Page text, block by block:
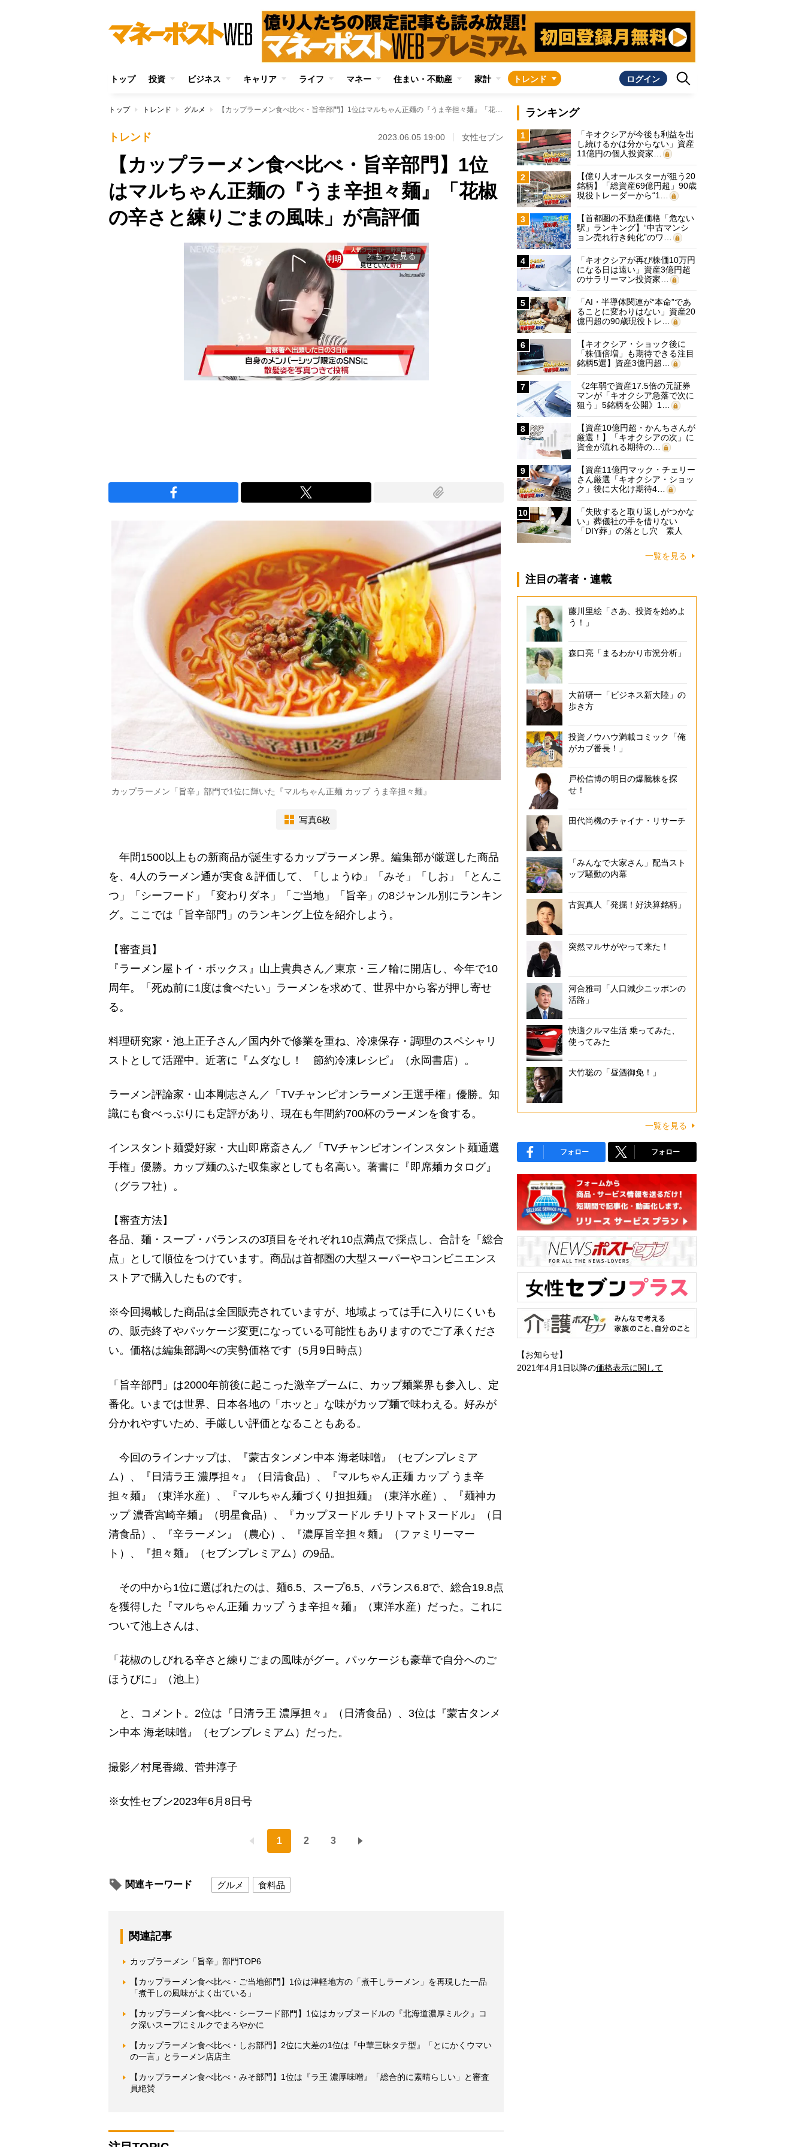
トップ 投資 ビジネス キャリア ライフ マネー 住まい・不動産 家計 トレンド ログイン
トップ トレンド グルメ 【カップラーメン食べ比べ・旨辛部門】1位はマルちゃん正麺の『うま辛担々麺』「花椒の辛さと練りごまの風味」が高評価
トレンド 2023.06.05 19:00 女性セブン
【カップラーメン食べ比べ・旨辛部門】1位
はマルちゃん正麺の『うま辛担々麺』「花椒
の辛さと練りごまの風味」が高評価
arrow_forward_ios もっと見る
カップラーメン「旨辛」部門で1位に輝いた『マルちゃん正麺 カップ うま辛担々麺』
写真6枚
年間1500以上もの新商品が誕生するカップラーメン界。編集部が厳選した商品
を、4人のラーメン通が実食＆評価して、「しょうゆ」「みそ」「しお」「とんこ
つ」「シーフード」「変わりダネ」「ご当地」「旨辛」の8ジャンル別にランキン
グ。ここでは「旨辛部門」のランキング上位を紹介しよう。
【審査員】
『ラーメン屋トイ・ボックス』山上貴典さん／東京・三ノ輪に開店し、今年で10
周年。「死ぬ前に1度は食べたい」ラーメンを求めて、世界中から客が押し寄せ
る。
料理研究家・池上正子さん／国内外で修業を重ね、冷凍保存・調理のスペシャリ
ストとして活躍中。近著に『ムダなし！ 節約冷凍レシピ』（永岡書店）。
ラーメン評論家・山本剛志さん／「TVチャンピオンラーメン王選手権」優勝。知
識にも食べっぷりにも定評があり、現在も年間約700杯のラーメンを食する。
インスタント麺愛好家・大山即席斎さん／「TVチャンピオンインスタント麺通選
手権」優勝。カップ麺のふた収集家としても名高い。著書に『即席麺カタログ』
（グラフ社）。
【審査方法】
各品、麺・スープ・バランスの3項目をそれぞれ10点満点で採点し、合計を「総合
点」として順位をつけています。商品は首都圏の大型スーパーやコンビニエンス
ストアで購入したものです。
※今回掲載した商品は全国販売されていますが、地域よっては手に入りにくいも
の、販売終了やパッケージ変更になっている可能性もありますのでご了承くださ
い。価格は編集部調べの実勢価格です（5月9日時点）
「旨辛部門」は2000年前後に起こった激辛ブームに、カップ麺業界も参入し、定
番化。いまでは世界、日本各地の「ホッと」な味がカップ麺で味わえる。好みが
分かれやすいため、手厳しい評価となることもある。
今回のラインナップは、『蒙古タンメン中本 海老味噌』（セブンプレミア
ム）、『日清ラ王 濃厚担々』（日清食品）、『マルちゃん正麺 カップ うま辛
担々麺』（東洋水産）、『マルちゃん麺づくり担担麺』（東洋水産）、『麺神カ
ップ 濃香宮崎辛麺』（明星食品）、『カップヌードル チリトマトヌードル』（日
清食品）、『辛ラーメン』（農心）、『濃厚旨辛担々麺』（ファミリーマー
ト）、『担々麺』（セブンプレミアム）の9品。
その中から1位に選ばれたのは、麺6.5、スープ6.5、バランス6.8で、総合19.8点
を獲得した『マルちゃん正麺 カップ うま辛担々麺』（東洋水産）だった。これに
ついて池上さんは、
「花椒のしびれる辛さと練りごまの風味がグー。パッケージも豪華で自分へのご
ほうびに」（池上）
と、コメント。2位は『日清ラ王 濃厚担々』（日清食品）、3位は『蒙古タンメ
ン中本 海老味噌』（セブンプレミアム）だった。
撮影／村尾香織、菅井淳子
※女性セブン2023年6月8日号
1 2 3
関連キーワード グルメ 食料品
関連記事
カップラーメン「旨辛」部門TOP6
【カップラーメン食べ比べ・ご当地部門】1位は津軽地方の「煮干しラーメン」を再現した一品
「煮干しの風味がよく出ている」
【カップラーメン食べ比べ・シーフード部門】1位はカップヌードルの『北海道濃厚ミルク』コ
ク深いスープにミルクでまろやかに
【カップラーメン食べ比べ・しお部門】2位に大差の1位は『中華三昧タテ型』「とにかくウマい
の一言」とラーメン店店主
【カップラーメン食べ比べ・みそ部門】1位は『ラ王 濃厚味噌』「総合的に素晴らしい」と審査
員絶賛
ランキング
1
「キオクシアが今後も利益を出
し続けるかは分からない」資産
11億円の個人投資家…
2
【億り人オールスターが狙う20
銘柄】「総資産69億円超」90歳
現役トレーダーから“1…
3
【首都圏の不動産価格「危ない
駅」ランキング】“中古マンシ
ョン売れ行き鈍化”のワ…
4
「キオクシアが再び株価10万円
になる日は遠い」資産3億円超
のサラリーマン投資家…
5
「AI・半導体関連が“本命”であ
ることに変わりはない」資産20
億円超の90歳現役トレ…
6
【キオクシア・ショック後に
「株価倍増」も期待できる注目
銘柄5選】資産3億円超…
7
《2年弱で資産17.5倍の元証券
マンが「キオクシア急落で次に
狙う」5銘柄を公開》1…
8
【資産10億円超・かんちさんが
厳選！】「キオクシアの次」に
資金が流れる期待の…
9
【資産11億円マック・チェリー
さん厳選「キオクシア・ショッ
ク」後に大化け期待4…
10
「失敗すると取り返しがつかな
い」葬儀社の手を借りない
「DIY葬」の落とし穴 素人
一覧を見る
注目の著者・連載
藤川里絵「さあ、投資を始めよ
う！」
森口亮「まるわかり市況分析」
大前研一「ビジネス新大陸」の
歩き方
投資ノウハウ満載コミック「俺
がカブ番長！」
戸松信博の明日の爆騰株を探
せ！
田代尚機のチャイナ・リサーチ
「みんなで大家さん」配当スト
ップ騒動の内幕
古賀真人「発掘！好決算銘柄」
突然マルサがやって来た！
河合雅司「人口減少ニッポンの
活路」
快適クルマ生活 乗ってみた、
使ってみた
大竹聡の「昼酒御免！」
一覧を見る
フォロー フォロー
【お知らせ】
2021年4月1日以降の価格表示に関して